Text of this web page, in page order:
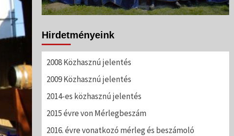
Hirdetményeink
2008 Közhasznú jelentés
2009 Közhasznú jelentés
2014-es közhasznú jelentés
2015 évre von Mérlegbeszám
2016. évre vonatkozó mérleg és beszámoló